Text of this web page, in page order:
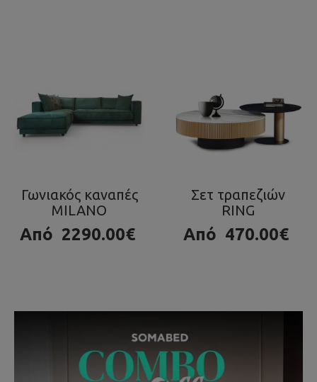
Σετ τραπεζιών
RING
Από 470.00€
Τραπεζάκι OLA
980.00€